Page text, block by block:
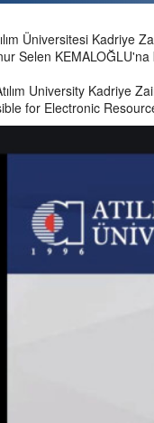
Üniversitesi Kadriye
Selen
University Kadriye
for Electronic